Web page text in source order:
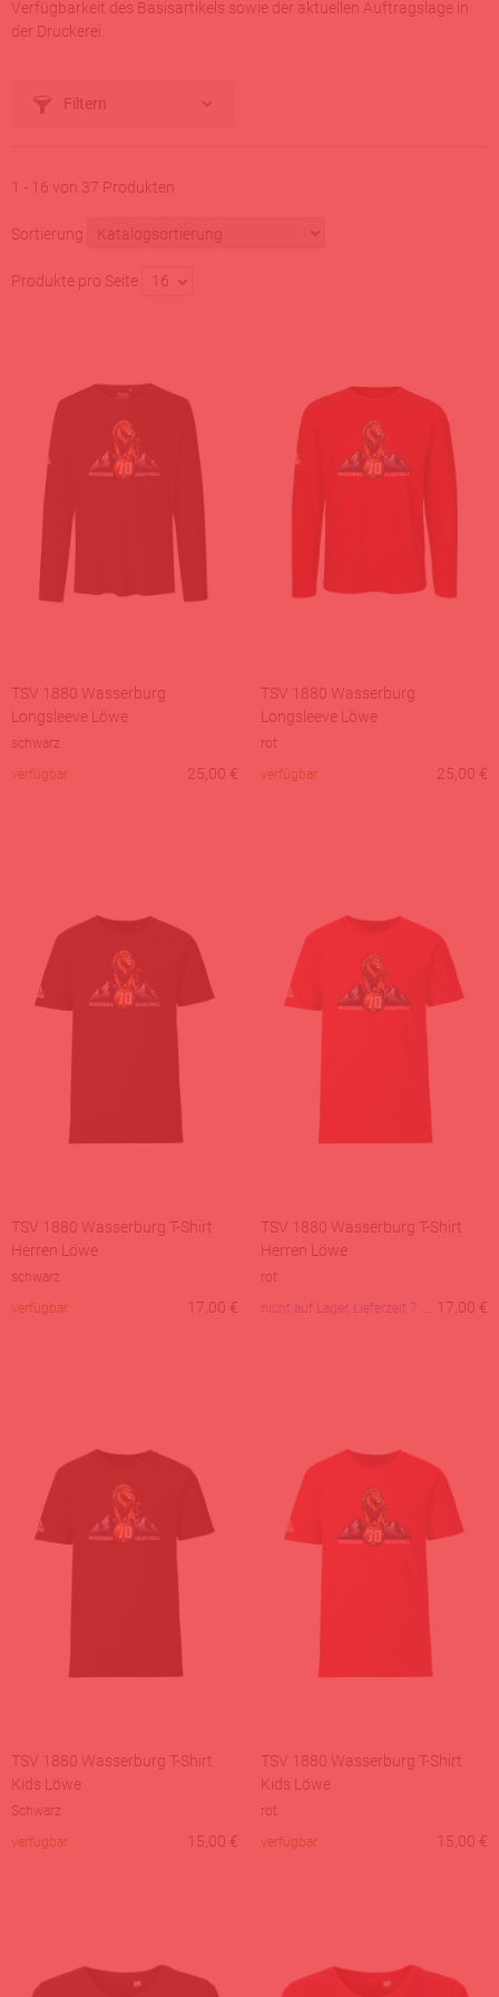
Verfügbarkeit des Basisartikels sowie der aktuellen Auftragslage in
der Druckerei.
Filtern
1 - 16 von 37 Produkten
Sortierung
Produkte pro Seite 16
TSV 1880 Wasserburg
Longsleeve Löwe
schwarz
verfügbar
25,00 €
TSV 1880 Wasserburg
Longsleeve Löwe
rot
verfügbar
25,00 €
TSV 1880 Wasserburg T-Shirt
Herren Löwe
schwarz
verfügbar
17,00 €
TSV 1880 Wasserburg T-Shirt
Herren Löwe
rot
17,00 €
TSV 1880 Wasserburg T-Shirt
Kids Löwe
Schwarz
verfügbar
15,00 €
TSV 1880 Wasserburg T-Shirt
Kids Löwe
rot
verfügbar
15,00 €